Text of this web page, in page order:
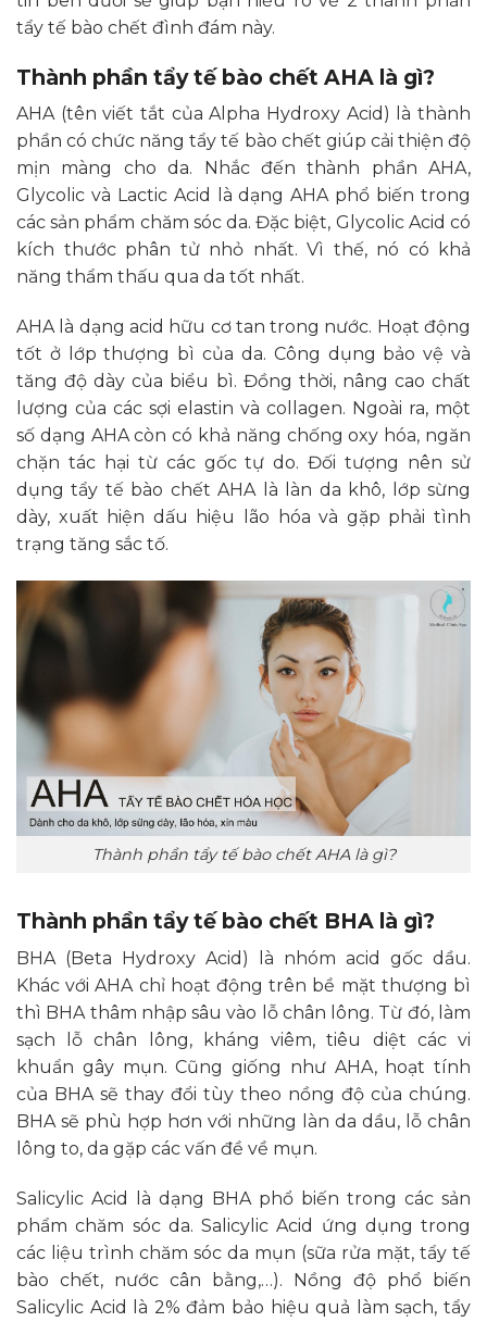
tẩy tế bào chết đình đám này.
Thành phần tẩy tế bào chết AHA là gì?
AHA (tên viết tắt của Alpha Hydroxy Acid) là thành
phần có chức năng tẩy tế bào chết giúp cải thiện độ
mịn màng cho da. Nhắc đến thành phần AHA,
Glycolic và Lactic Acid là dạng AHA phổ biến trong
các sản phẩm chăm sóc da. Đặc biệt, Glycolic Acid có
kích thước phân tử nhỏ nhất. Vì thế, nó có khả
năng thẩm thấu qua da tốt nhất.
AHA là dạng acid hữu cơ tan trong nước. Hoạt động
tốt ở lớp thượng bì của da. Công dụng bảo vệ và
tăng độ dày của biểu bì. Đồng thời, nâng cao chất
lượng của các sợi elastin và collagen. Ngoài ra, một
số dạng AHA còn có khả năng chống oxy hóa, ngăn
chặn tác hại từ các gốc tự do. Đối tượng nên sử
dụng tẩy tế bào chết AHA là làn da khô, lớp sừng
dày, xuất hiện dấu hiệu lão hóa và gặp phải tình
trạng tăng sắc tố.
Thành phần tẩy tế bào chết AHA là gì?
Thành phần tẩy tế bào chết BHA là gì?
BHA (Beta Hydroxy Acid) là nhóm acid gốc dầu.
Khác với AHA chỉ hoạt động trên bề mặt thượng bì
thì BHA thâm nhập sâu vào lỗ chân lông. Từ đó, làm
sạch lỗ chân lông, kháng viêm, tiêu diệt các vi
khuẩn gây mụn. Cũng giống như AHA, hoạt tính
của BHA sẽ thay đổi tùy theo nồng độ của chúng.
BHA sẽ phù hợp hơn với những làn da dầu, lỗ chân
lông to, da gặp các vấn đề về mụn.
Salicylic Acid là dạng BHA phổ biến trong các sản
phẩm chăm sóc da. Salicylic Acid ứng dụng trong
các liệu trình chăm sóc da mụn (sữa rửa mặt, tẩy tế
bào chết, nước cân bằng,…). Nồng độ phổ biến
Salicylic Acid là 2% đảm bảo hiệu quả làm sạch, tẩy